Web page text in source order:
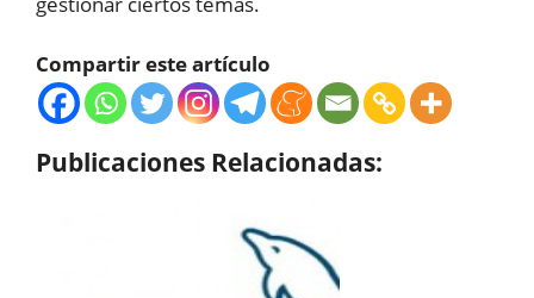
Compartir este artículo
Publicaciones Relacionadas: